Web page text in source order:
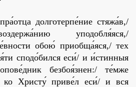
долготерпе́ние стяжа́в,/
уподобля́яся,/
обою́ приобща́яся,/ тех
сподо́бился еси́/ и и́стинныя
безбоя́знен:/ те́мже
ко Христу́ приве́л еси́/ и вся